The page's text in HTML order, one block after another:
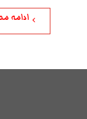
ادامه